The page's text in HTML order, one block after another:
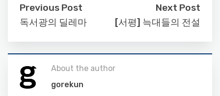
Previous Post
독서광의 딜레마
Next Post
[서평] 늑대들의 전설
About the author
gorekun